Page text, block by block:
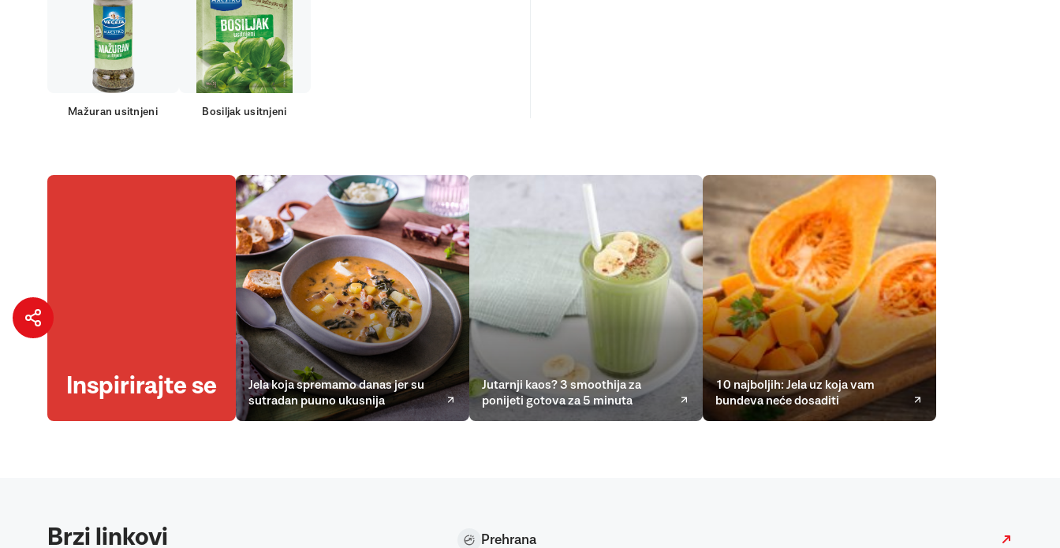
Mažuran usitnjeni Bosiljak usitnjeni
Inspirirajte se
Jela koja spremamo danas jer su
sutradan puuno ukusnija
Jutarnji kaos? 3 smoothija za
ponijeti gotova za 5 minuta
10 najboljih: Jela uz koja vam
bundeva neće dosaditi
Brzi linkovi Prehrana